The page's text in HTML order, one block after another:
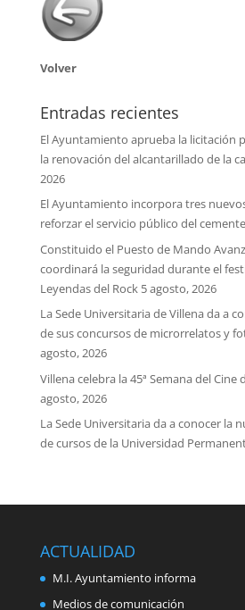
Volver
Entradas recientes
El Ayuntamiento aprueba la licitación
la renovación del alcantarillado de la
2026
El Ayuntamiento incorpora tres
reforzar el servicio público del
Constituido el Puesto de Mando
coordinará la seguridad durante el
Leyendas del Rock 5 agosto, 2026
La Sede Universitaria de Villena da a
de sus concursos de microrrelatos y
agosto, 2026
Villena celebra la 45ª Semana del Cine
agosto, 2026
La Sede Universitaria da a conocer la
de cursos de la Universidad
ACTUALIDAD
M.I. Ayuntamiento informa
Medios de comunicación